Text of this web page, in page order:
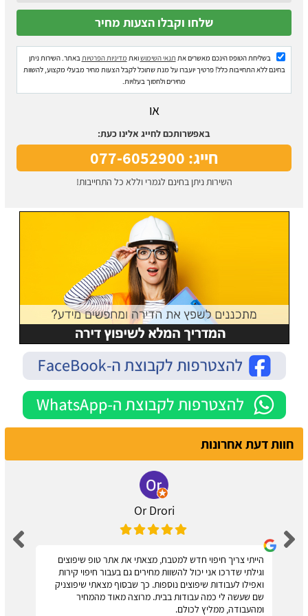
בשליחת הטופס הינכם מאשרים את תנאי השימושואת מדיניות הפרטיות באתר. השירות ניתן
בחינם ללא התחייבות כלל! פרטיך יועברו על מנת שתוכל לקבל הצעות מחיר מבעלי מקצוע, להשוות
מחירים ולחסוך בעלויות.
או
באפשרותכם לחייג אלינו כעת:
חייג: 077-6052900
השירות ניתן בחינם לגמרי וללא כל התחייבות!
חוות דעת אחרונות
Or Drori
הייתי צריך חיפוי חדש למטבח, מצאתי את אתר טופ שיפוצים
וגילתי שדרכו אני יכול להשוות מחירים גם בעבור חיפוי קירות
ואפילו לעבודות שיפוצים נוספות. כך שבסוף מצאתי שיפוצניק
שם שעשה לי כמה עבודות בבית. מרוצה מאוד מהמחיר
ומהעבודה, ממליץ לכולם.